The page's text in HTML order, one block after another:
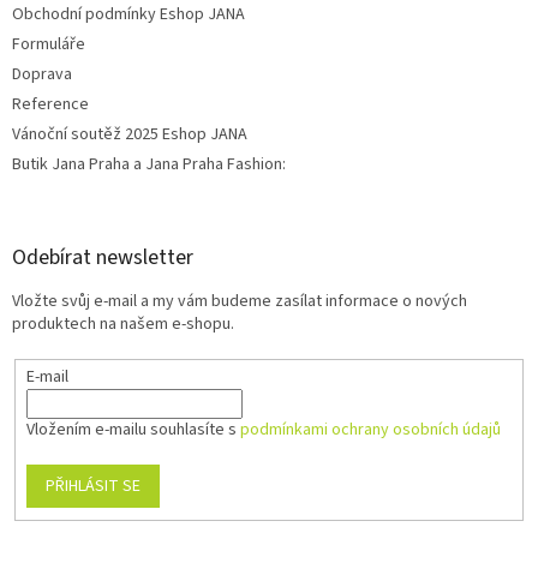
Obchodní podmínky Eshop JANA
Formuláře
Doprava
Reference
Vánoční soutěž 2025 Eshop JANA
Butik Jana Praha a Jana Praha Fashion:
Odebírat newsletter
Vložte svůj e-mail a my vám budeme zasílat informace o nových
produktech na našem e-shopu.
E-mail
Vložením e-mailu souhlasíte s podmínkami ochrany osobních údajů
PŘIHLÁSIT SE